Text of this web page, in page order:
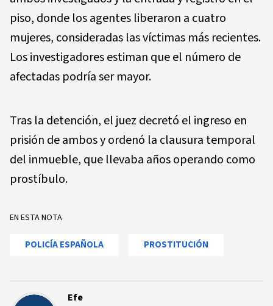
piso, donde los agentes liberaron a cuatro
mujeres, consideradas las víctimas más recientes.
Los investigadores estiman que el número de
afectadas podría ser mayor.
Tras la detención, el juez decretó el ingreso en
prisión de ambos y ordenó la clausura temporal
del inmueble, que llevaba años operando como
prostíbulo.
EN ESTA NOTA
POLICÍA ESPAÑOLA PROSTITUCIÓN
Efe